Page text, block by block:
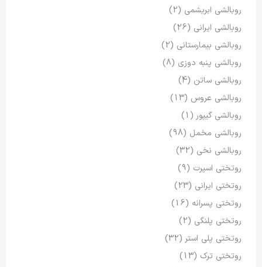
روبالشی ابریشمی (2)
روبالشی ایرانی (26)
روبالشی بیمارستانی (2)
روبالشی پنبه دوزی (8)
روبالشی ساتن (4)
روبالشی عروس (13)
روبالشی گیپور (1)
روبالشی مخمل (98)
روبالشی نخی (32)
روتختی اسپرت (9)
روتختی ایرانی (23)
روتختی پسرانه (16)
روتختی پلنگی (2)
روتختی پلی استر (32)
روتختی ترک (13)